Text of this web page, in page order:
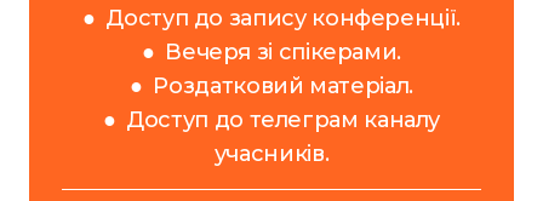
● Доступ до запису конференції.
● Вечеря зі спікерами.
● Роздатковий матеріал.
● Доступ до телеграм каналу
учасників.